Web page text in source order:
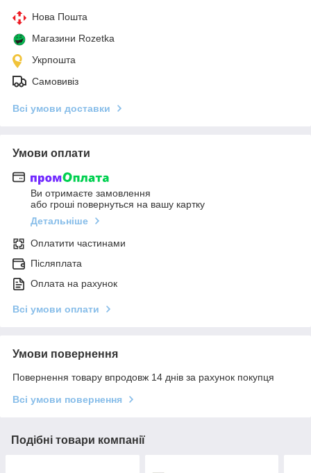
Нова Пошта
Магазини Rozetka
Укрпошта
Самовивіз
Всі умови доставки
Умови оплати
Ви отримаєте замовлення
або гроші повернуться на вашу картку
Детальніше
Оплатити частинами
Післяплата
Оплата на рахунок
Всі умови оплати
Умови повернення
Повернення товару впродовж 14 днів за рахунок покупця
Всі умови повернення
Подібні товари компанії